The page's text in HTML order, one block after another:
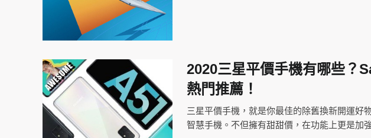
2020三星平價手機有哪些？
熱門推薦！
三星平價手機，就是你最佳的除舊換新開運好
智慧手機。不但擁有甜甜價，在功能上更是加